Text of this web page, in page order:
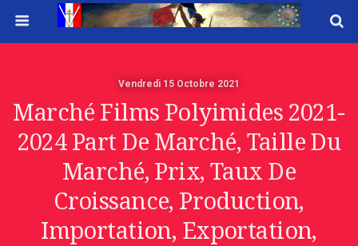
Vendredi 15 Octobre 2021
Marché Films Polyimides 2021-
2024 Part De Marché, Taille Du
Marché, Prix, Taux De
Croissance, Production,
Importation, Exportation,